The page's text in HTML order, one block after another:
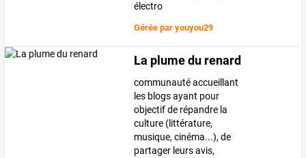
électro
Gérée paryouyou29
La plume du renard
communauté accueillant
les blogs ayant pour
objectif de répandre la
culture (littérature,
musique, cinéma...), de
partager leurs avis,